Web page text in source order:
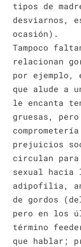
tipos de
desviarnos,
ocasión).
Tampoco
relacionan
por ejemplo,
que alude a
le encanta
gruesas,
prejuicios
circulan
sexual hacia
adipofilia,
de gordos
pero en los
término
que hablar;